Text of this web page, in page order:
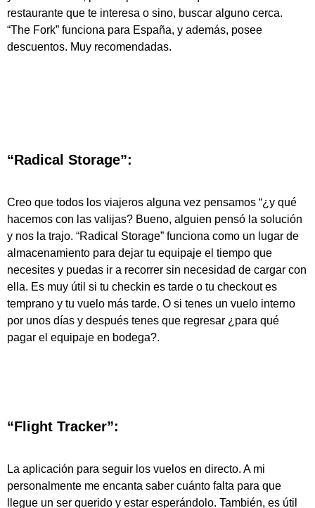
restaurante que te interesa o sino, buscar alguno cerca.
“The Fork” funciona para España, y además, posee
descuentos. Muy recomendadas.
“Radical Storage”:
Creo que todos los viajeros alguna vez pensamos “¿y qué
hacemos con las valijas? Bueno, alguien pensó la solución
y nos la trajo. “Radical Storage” funciona como un lugar de
almacenamiento para dejar tu equipaje el tiempo que
necesites y puedas ir a recorrer sin necesidad de cargar con
ella. Es muy útil si tu checkin es tarde o tu checkout es
temprano y tu vuelo más tarde. O si tenes un vuelo interno
por unos días y después tenes que regresar ¿para qué
pagar el equipaje en bodega?.
“Flight Tracker”:
La aplicación para seguir los vuelos en directo. A mi
personalmente me encanta saber cuánto falta para que
llegue un ser querido y estar esperándolo. También, es útil